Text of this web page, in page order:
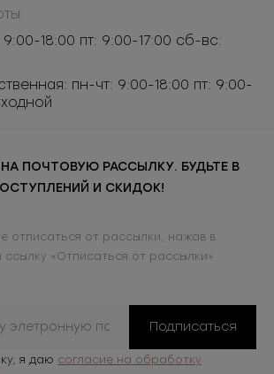
9:00-18:00 пт: 9:00-17:00 сб-вс:
пн-чт: 9:00-18:00 пт: 9:00-
ПОЧТОВУЮ РАССЫЛКУ. БУДЬТЕ В
И СКИДОК!
отписаться от рассылки, нажав в
«Отписаться от рассылки»
Подписаться
я даю согласие на обработку